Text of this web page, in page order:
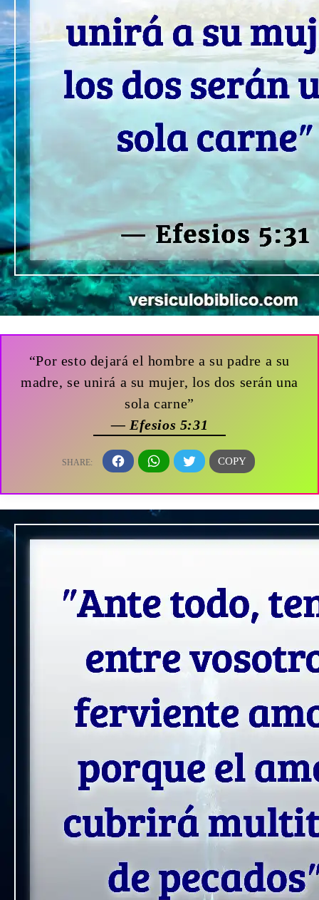
“Por esto dejará el hombre a su padre a su
madre, se unirá a su mujer, los dos serán una
sola carne”
— Efesios 5:31